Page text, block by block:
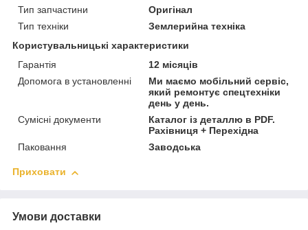
Тип запчастини
Оригінал
Тип техніки
Землерийна техніка
Користувальницькі характеристики
Гарантія
12 місяців
Допомога в установленні
Ми маємо мобільний сервіс,
який ремонтує спецтехніки
день у день.
Сумісні документи
Каталог із деталлю в PDF.
Рахівниця + Перехідна
Паковання
Заводська
Приховати
Умови доставки